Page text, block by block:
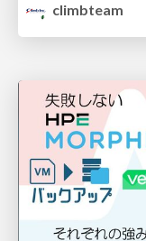
climbteam